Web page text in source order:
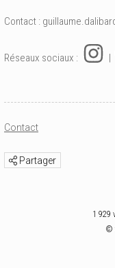
Contact :
Réseaux sociaux : |
Contact
Partager
1 929
©